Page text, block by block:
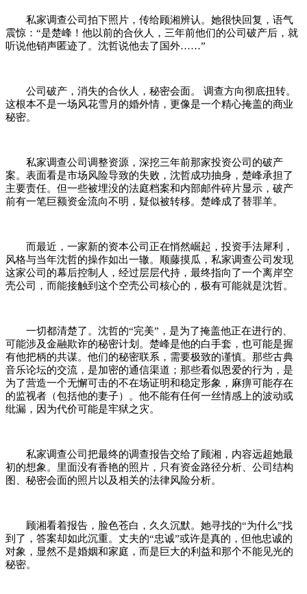
私家调查公司拍下照片，传给顾湘辨认。她很快回复，语气
震惊：“是楚峰！他以前的合伙人，三年前他们的公司破产后，就
听说他销声匿迹了。沈哲说他去了国外……”
公司破产，消失的合伙人，秘密会面。 调查方向彻底扭转。
这根本不是一场风花雪月的婚外情，更像是一个精心掩盖的商业
秘密。
私家调查公司调整资源，深挖三年前那家投资公司的破产
案。表面看是市场风险导致的失败，沈哲成功抽身，楚峰承担了
主要责任。但一些被埋没的法庭档案和内部邮件碎片显示，破产
前有一笔巨额资金流向不明，疑似被转移。楚峰成了替罪羊。
而最近，一家新的资本公司正在悄然崛起，投资手法犀利，
风格与当年沈哲的操作如出一辙。顺藤摸瓜，私家调查公司发现
这家公司的幕后控制人，经过层层代持，最终指向了一个离岸空
壳公司，而能接触到这个空壳公司核心的，极有可能就是沈哲。
一切都清楚了。沈哲的“完美”，是为了掩盖他正在进行的、
可能涉及金融欺诈的秘密计划。楚峰是他的白手套，也可能是握
有他把柄的共谋。他们的秘密联系，需要极致的谨慎。那些古典
音乐论坛的交流，是加密的通信渠道；那些看似恩爱的行为，是
为了营造一个无懈可击的不在场证明和稳定形象，麻痹可能存在
的监视者（包括他的妻子）。他不能有任何一丝情感上的波动或
纰漏，因为代价可能是牢狱之灾。
私家调查公司把最终的调查报告交给了顾湘，内容远超她最
初的想象。里面没有香艳的照片，只有资金路径分析、公司结构
图、秘密会面的照片以及相关的法律风险分析。
顾湘看着报告，脸色苍白，久久沉默。她寻找的“为什么”找
到了，答案却如此沉重。丈夫的“忠诚”或许是真的，但他忠诚的
对象，显然不是婚姻和家庭，而是巨大的利益和那个不能见光的
秘密。